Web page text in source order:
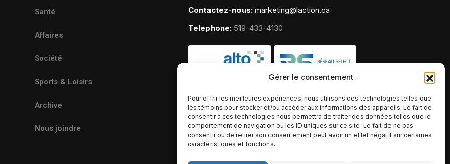
Gérer le consentement
Pour offrir les meilleures expériences, nous utilisons des technologies telles que
les témoins pour stocker et/ou accéder aux informations des appareils. Le fait de
consentir à ces technologies nous permettra de traiter des données telles que le
comportement de navigation ou les ID uniques sur ce site. Le fait de ne pas
consentir ou de retirer son consentement peut avoir un effet négatif sur certaines
caractéristiques et fonctions.
Santé
Affaires
Société
Sports & Loisirs
Archive
Nous joindre
Contactez-nous: marketing@laction.ca
Telephone: 519-433-4130